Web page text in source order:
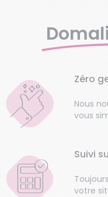
Zéro
Nous
vous
Suivi
votre